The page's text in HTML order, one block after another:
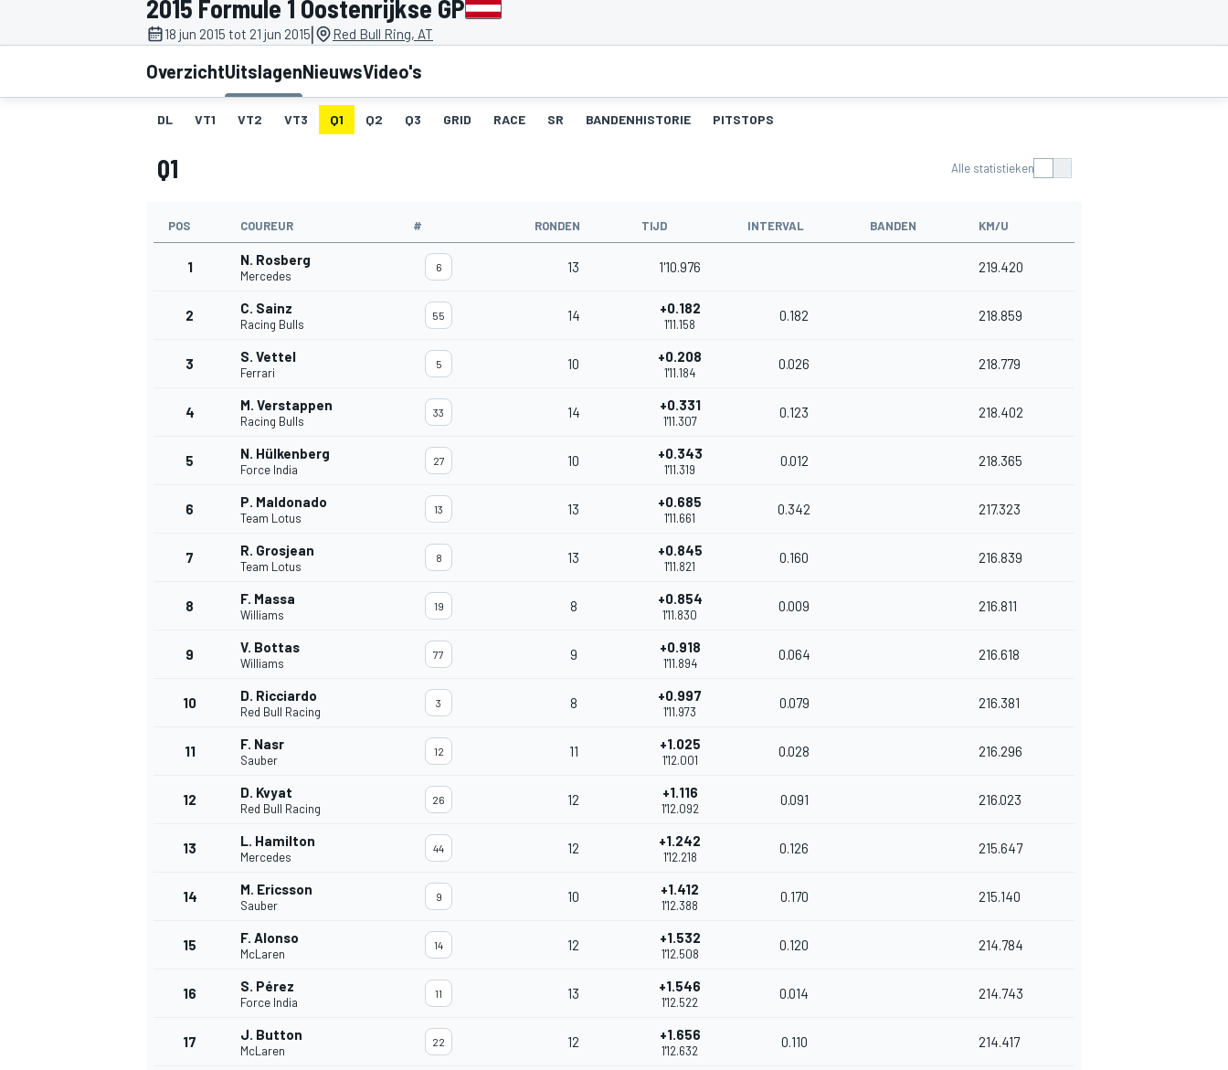
2015 Formule 1 Oostenrijkse GP
18 jun 2015 tot 21 jun 2015| Red Bull Ring, AT
OverzichtUitslagenNieuwsVideo's
DL VT1 VT2 VT3 Q1 Q2 Q3 GRID RACE SR BANDENHISTORIE PITSTOPS
Q1 Alle statistieken
POS COUREUR # RONDEN TIJD INTERVAL BANDEN KM/U
1 N. Rosberg
Mercedes
6 13 1'10.976 219.420
2 C. Sainz
Racing Bulls
55 14 +0.182
1'11.158
0.182 218.859
3 S. Vettel
Ferrari
5 10 +0.208
1'11.184
0.026 218.779
4 M. Verstappen
Racing Bulls
33 14 +0.331
1'11.307
0.123 218.402
5 N. Hülkenberg
Force India
27 10 +0.343
1'11.319
0.012 218.365
6 P. Maldonado
Team Lotus
13 13 +0.685
1'11.661
0.342 217.323
7 R. Grosjean
Team Lotus
8 13 +0.845
1'11.821
0.160 216.839
8 F. Massa
Williams
19 8 +0.854
1'11.830
0.009 216.811
9 V. Bottas
Williams
77 9 +0.918
1'11.894
0.064 216.618
10 D. Ricciardo
Red Bull Racing
3 8 +0.997
1'11.973
0.079 216.381
11 F. Nasr
Sauber
12 11 +1.025
1'12.001
0.028 216.296
12 D. Kvyat
Red Bull Racing
26 12 +1.116
1'12.092
0.091 216.023
13 L. Hamilton
Mercedes
44 12 +1.242
1'12.218
0.126 215.647
14 M. Ericsson
Sauber
9 10 +1.412
1'12.388
0.170 215.140
15 F. Alonso
McLaren
14 12 +1.532
1'12.508
0.120 214.784
16 S. Pérez
Force India
11 13 +1.546
1'12.522
0.014 214.743
17 J. Button
McLaren
22 12 +1.656
1'12.632
0.110 214.417